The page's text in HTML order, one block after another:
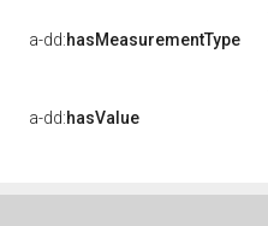
a-dd:hasMeasurementType
a-dd:hasValue